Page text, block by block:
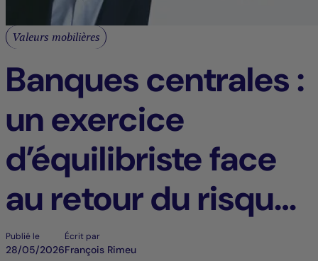
Valeurs mobilières
Banques centrales :
un exercice
d’équilibriste face
au retour du risque
inflationniste
Publié le
28/05/2026
Écrit par
François Rimeu